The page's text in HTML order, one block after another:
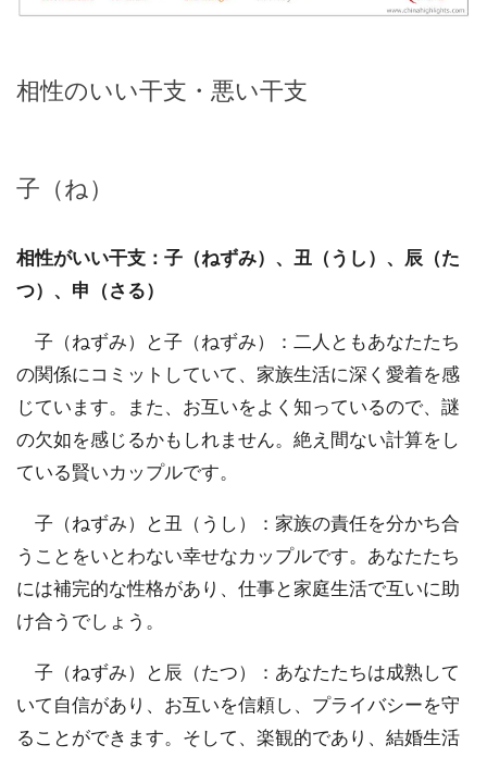
相性のいい干支・悪い干支
子（ね）
相性がいい干支：子（ねずみ）、丑（うし）、辰（た
つ）、申（さる）
子（ねずみ）と子（ねずみ）：二人ともあなたたち
の関係にコミットしていて、家族生活に深く愛着を感
じています。また、お互いをよく知っているので、謎
の欠如を感じるかもしれません。絶え間ない計算をし
ている賢いカップルです。
子（ねずみ）と丑（うし）：家族の責任を分かち合
うことをいとわない幸せなカップルです。あなたたち
には補完的な性格があり、仕事と家庭生活で互いに助
け合うでしょう。
子（ねずみ）と辰（たつ）：あなたたちは成熟して
いて自信があり、お互いを信頼し、プライバシーを守
ることができます。そして、楽観的であり、結婚生活